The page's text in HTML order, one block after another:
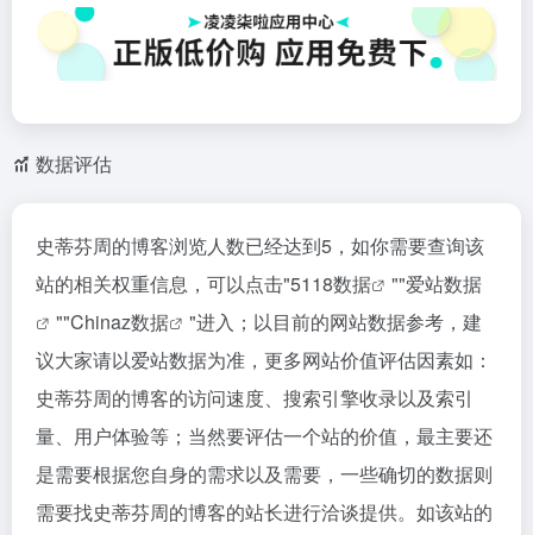
数据评估
史蒂芬周的博客浏览人数已经达到5，如你需要查询该
站的相关权重信息，可以点击"5118数据 ""爱站数据
""Chinaz数据
"进入；以目前的网站数据参考，建
议大家请以爱站数据为准，更多网站价值评估因素如：
史蒂芬周的博客的访问速度、搜索引擎收录以及索引
量、用户体验等；当然要评估一个站的价值，最主要还
是需要根据您自身的需求以及需要，一些确切的数据则
需要找史蒂芬周的博客的站长进行洽谈提供。如该站的